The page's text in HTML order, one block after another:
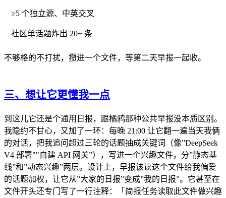
≥5 个独立源、中英交叉
社区单话题炸出 20+ 条
不够格的不打扰，攒进一个文件，等第二天早报一起收。
三、想让它更懂我一点
到这儿它还是个通用日报，跟橘鸦那种公共早报没本质区别。
我隐约不甘心，又加了一环：每晚 21:00 让它翻一遍当天我俩
的对话，把我追问超过三轮的话题抽成关键词（像”DeepSeek
V4 部署""自建 API 网关”），写进一个兴趣文件，分”静态基
线”和”动态兴趣”两层。设计上，早报该读这个文件给我偏爱
的话题加权，让它从”大家的日报”变成”我的日报”。它甚至在
文件开头还专门写了一行注释：「简报任务读取此文件做兴趣